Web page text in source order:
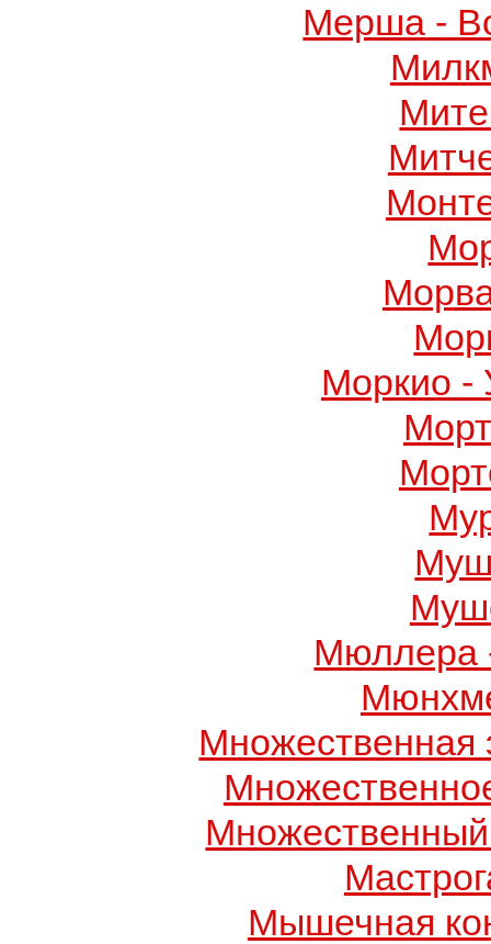
Мерша -
Моркио -
Мюллера
Множественная
Мышечная